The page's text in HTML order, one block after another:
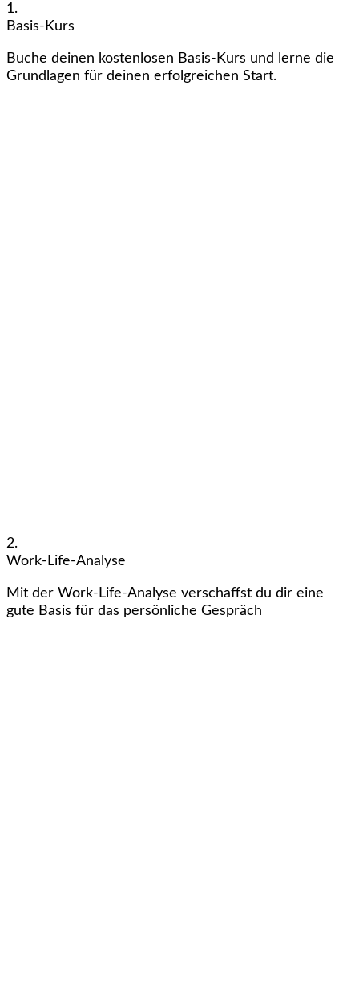
1.
Basis-Kurs
Buche deinen kostenlosen Basis-Kurs und lerne die
Grundlagen für deinen erfolgreichen Start.
2.
Work-Life-Analyse
Mit der Work-Life-Analyse verschaffst du dir eine
gute Basis für das persönliche Gespräch